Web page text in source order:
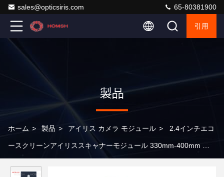
sales@opticsiris.com 65-80381900
引用
製品
ホーム > 製品 > アイリス カメラ モジュール > 2.4インチエコ
ースクリーンアイリススキャナーモジュール 330mm-400mm 操